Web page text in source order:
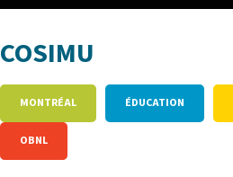
COSIMU
MONTRÉAL ÉDUCATION
OBNL